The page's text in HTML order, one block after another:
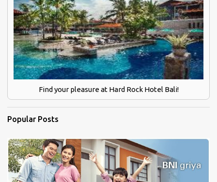
Find your pleasure at Hard Rock Hotel Bali!
Popular Posts